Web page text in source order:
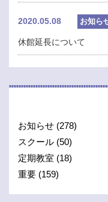
2020.05.08 お知ら
休館延長について
お知らせ (278)
スクール (50)
定期教室 (18)
重要 (159)